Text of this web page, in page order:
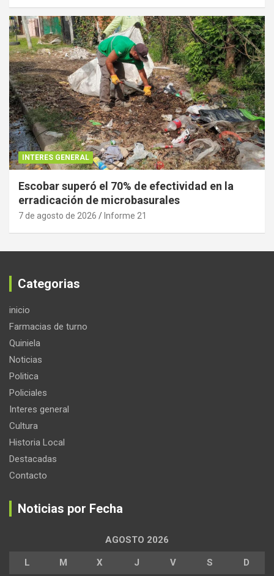
INTERES GENERAL
Escobar superó el 70% de efectividad en la
erradicación de microbasurales
7 de agosto de 2026 Informe 21
Categorias
inicio
Farmacias de turno
Quiniela
Noticias
Politica
Policiales
Interes general
Cultura
Historia Local
Destacadas
Contacto
Noticias por Fecha
AGOSTO 2026
L M X J V S D